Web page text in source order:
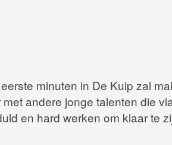
minuten in De Kuip zal
andere jonge talenten die
en hard werken om klaar te